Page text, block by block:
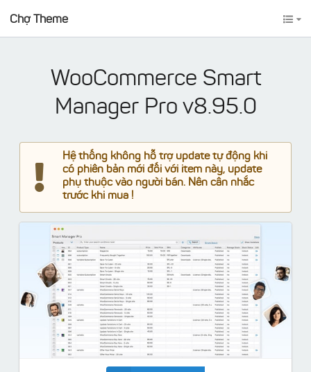
Chợ Theme
WooCommerce Smart
Manager Pro v8.95.0
Hệ thống không hỗ trợ update tự động khi
có phiên bản mới đối với item này, update
phụ thuộc vào người bán. Nên cân nhắc
trước khi mua !